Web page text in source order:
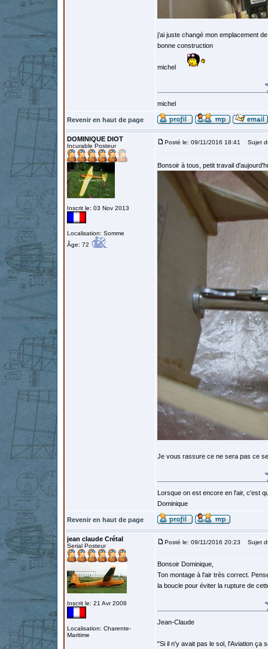
j'ai juste changé mon emplacement
bonne construction
michel
michel
Revenir en haut de page
DOMINIQUE DIOT
Incurable Posteur
Inscrit le: 03 Nov 2013
Localisation: Somme
Âge: 72
Posté le: 09/11/2016 18:41 Sujet
Bonsoir à tous, petit travail
Je vous rassure ce ne sera pas ce
Lorsque on est encore en l'air, c'est
Dominique
Revenir en haut de page
jean claude Crétal
Serial Posteur
Inscrit le: 21 Avr 2008
Localisation: Charente-
Maritime
Posté le: 09/11/2016 20:23 Sujet
Bonsoir Dominique,
Ton montage à l'air très correct.
la boucle pour éviter la rupture de
Jean-Claude
"Si il n'y avait pas le sol, l'Aviation ça